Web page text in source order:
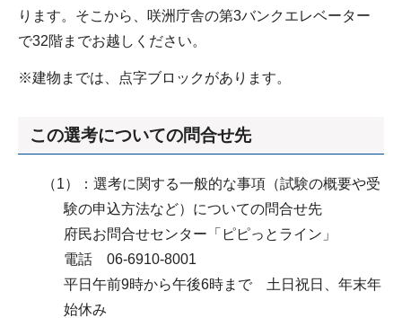
ります。そこから、咲洲庁舎の第3バンクエレベーター
で32階までお越しください。
※建物までは、点字ブロックがあります。
この選考についての問合せ先
（1）：選考に関する一般的な事項（試験の概要や受
験の申込方法など）についての問合せ先
府民お問合せセンター「ピピっとライン」
電話 06-6910-8001
平日午前9時から午後6時まで 土日祝日、年末年
始休み